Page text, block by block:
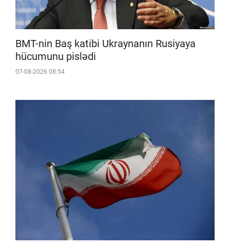
BMT-nin Baş katibi Ukraynanın Rusiyaya
hücumunu pislədi
07-08-2026 08:54